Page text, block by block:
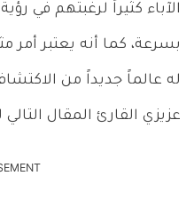
الآباء كثيراً لرغبتهم في
بسرعة، كما أنه يعتبر أمر
له عالماً جديداً من
عزيزي القارئ المقال